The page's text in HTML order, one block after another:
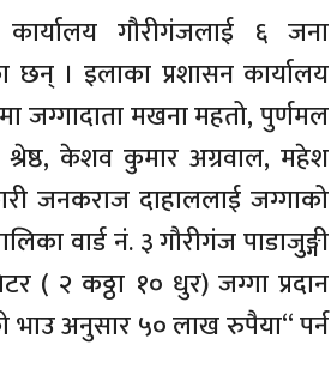
गौरीगंजलाई ६ जना
छन् । इलाका प्रशासन कार्यालय
जग्गादाता मखना महतो, पुर्णमल
केशव कुमार अग्रवाल, महेश
जनकराज दाहाललाई जग्गाको
वार्ड नं. ३ गौरीगंज पाडाजुङ्गी
( २ कठ्ठा १० धुर) जग्गा प्रदान
भाउ अनुसार ५० लाख रुपैया“ पर्न